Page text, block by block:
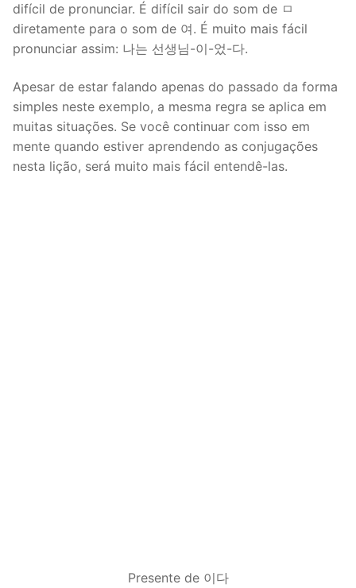
difícil de pronunciar. É difícil sair do som de ㅁ
diretamente para o som de 여. É muito mais fácil
pronunciar assim: 나는 선생님-이-었-다.
Apesar de estar falando apenas do passado da forma
simples neste exemplo, a mesma regra se aplica em
muitas situações. Se você continuar com isso em
mente quando estiver aprendendo as conjugações
nesta lição, será muito mais fácil entendê-las.
Presente de 이다